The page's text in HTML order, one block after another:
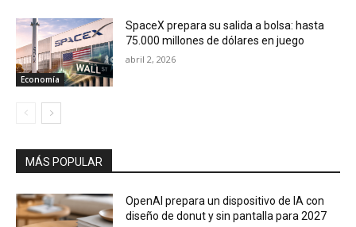
Economía
SpaceX prepara su salida a bolsa: hasta
75.000 millones de dólares en juego
abril 2, 2026
MÁS POPULAR
OpenAI prepara un dispositivo de IA con
diseño de donut y sin pantalla para 2027